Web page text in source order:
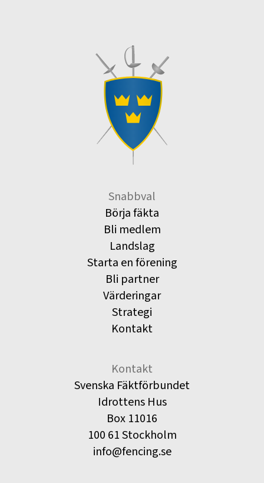
Snabbval
Börja fäkta
Bli medlem
Landslag
Starta en förening
Bli partner
Värderingar
Strategi
Kontakt
Kontakt
Svenska Fäktförbundet
Idrottens Hus
Box 11016
100 61 Stockholm
info@fencing.se